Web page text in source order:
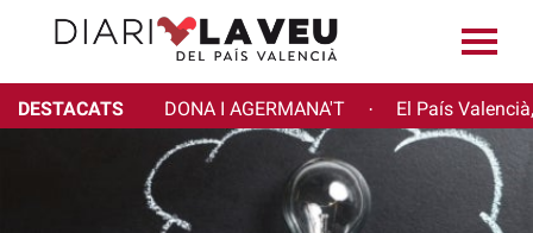
DESTACATS DONA I AGERMANA'T · El País